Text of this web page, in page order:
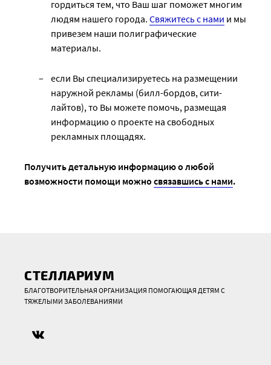
гордиться тем, что Ваш шаг поможет многим
людям нашего города.Свяжитесь с нами и мы
привезем наши полиграфические
материалы.
если Вы специализируетесь на размещении
наружной рекламы (билл-бордов, сити-
лайтов), то Вы можете помочь, размещая
информацию о проекте на свободных
рекламных площадях.
Получить детальную информацию о любой
возможности помощи можно связавшись с нами.
СТЕЛЛАРИУМ
БЛАГОТВОРИТЕЛЬНАЯ ОРГАНИЗАЦИЯ ПОМОГАЮЩАЯ ДЕТЯМ С
ТЯЖЕЛЫМИ ЗАБОЛЕВАНИЯМИ